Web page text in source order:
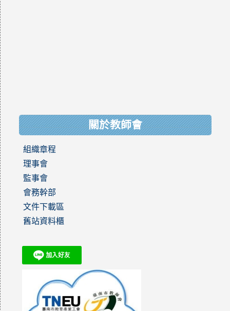
關於教師會
組織章程
理事會
監事會
會務幹部
文件下載區
舊站資料櫃